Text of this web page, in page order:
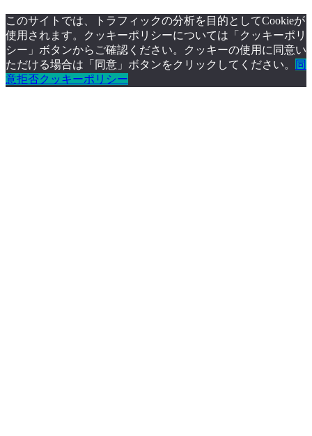
このサイトでは、トラフィックの分析を目的としてCookieが
使用されます。クッキーポリシーについては「クッキーポリ
シー」ボタンからご確認ください。クッキーの使用に同意い
ただける場合は「同意」ボタンをクリックしてください。
同
意拒否クッキーポリシー